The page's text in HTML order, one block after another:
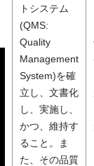
トシステム
(QMS:
Quality
Management
System)を確
立し、文書化
し、実施し、
かつ、維持す
ること。ま
た、その品質